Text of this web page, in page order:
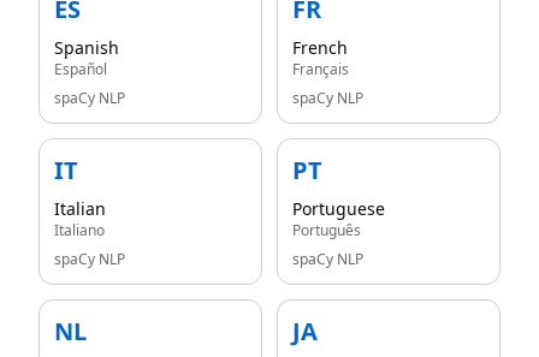
ES
Spanish
Español
spaCy NLP
FR
French
Français
spaCy NLP
IT
Italian
Italiano
spaCy NLP
PT
Portuguese
Português
spaCy NLP
NL JA